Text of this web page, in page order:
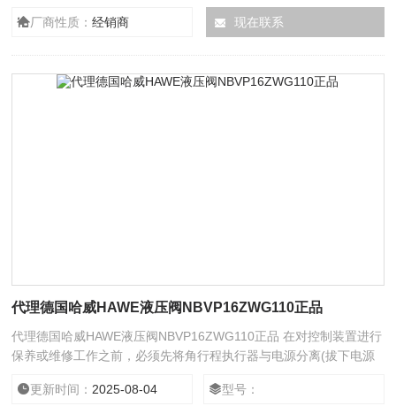
单元与的组件库交互以创建特定于机器的工业解决方案中具有巨大的
潜力，因为氢动力火车和其他运输技术正在向前发展。
厂商性质：经销商 现在联系
代理德国哈威HAWE液压阀NBVP16ZWG110正品
代理德国哈威HAWE液压阀NBVP16ZWG110正品 在对控制装置进行
保养或维修工作之前，必须先将角行程执行器与电源分离(拔下电源
要，y 系统可提高空调建筑的舒适度、安全性和透明度。由于这种透
更新时间： 2025-08-04 型号：